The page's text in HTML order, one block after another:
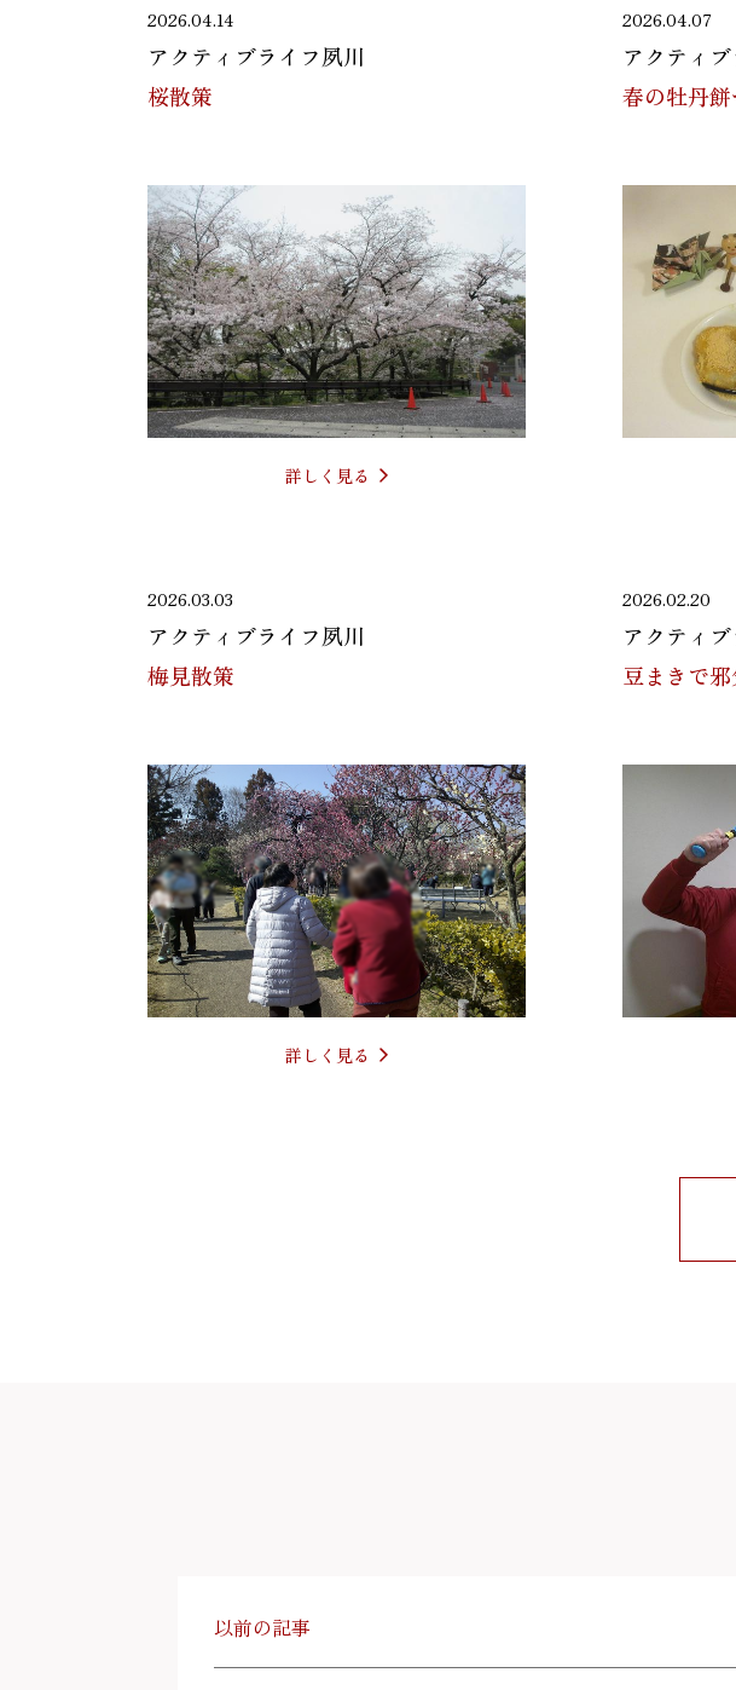
2026.04.14
アクティブライフ夙川
桜散策
詳しく見る
2026.04.07
アクティ
春の牡丹餅
2026.03.03
アクティブライフ夙川
梅見散策
詳しく見る
2026.02.20
アクティ
豆まきで邪
以前の記事